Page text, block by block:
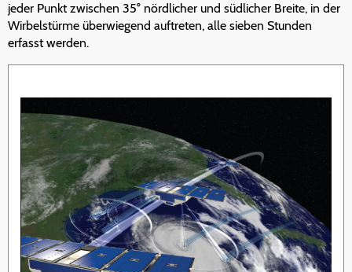
jeder Punkt zwischen 35° nördlicher und südlicher Breite, in der
Wirbelstürme überwiegend auftreten, alle sieben Stunden
erfasst werden.